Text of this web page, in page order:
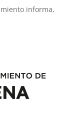
informa,